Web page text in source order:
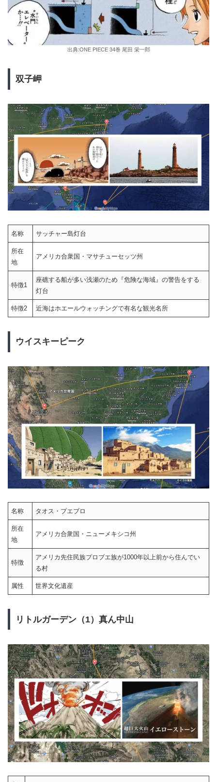
出典:ONE PIECE 34巻 尾田 栄一郎
双子岬
名称 サッチャー島灯台
所在
地
アメリカ合衆国・マサチューセッツ州
特徴1
座礁する船が多い浅瀬のため『危険な海域』の警告をする
灯台
特徴2 近海はホエールウォッチングで有名な観光名所
ウイスキーピーク
名称 タオス・プエブロ
所在
地
アメリカ合衆国・ニューメキシコ州
特徴
アメリカ先住民族プロブエ族が1000年以上前から住んでい
る村
属性 世界文化遺産
リトルガーデン（1）真ん中山